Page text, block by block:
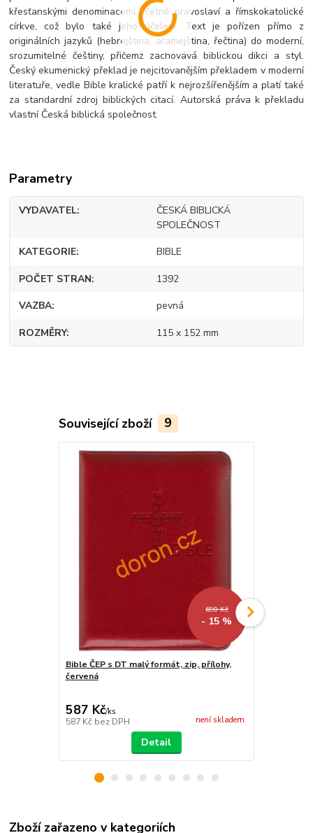
křesťanskými denominacemi včetně pravoslaví a římskokatolické
církve, což bylo také jeho účelem. Text je pořízen přímo z
originálních jazyků (hebrejština, aramejština, řečtina) do moderní,
srozumitelné češtiny, přičemž zachovává biblickou dikci a styl.
Český ekumenický překlad je nejcitovanějším překladem v moderní
literatuře, vedle Bible kralické patří k nejrozšířenějším a platí také
za standardní zdroj biblických citací. Autorská práva k překladu
vlastní Česká biblická společnost.
Parametry
VYDAVATEL
ČESKÁ BIBLICKÁ
SPOLEČNOST
KATEGORIE BIBLE
POČET STRAN 1392
VAZBA pevná
ROZMĚRY 115 x 152 mm
Související zboží 9
690 Kč
- 15 %
Bible ČEP s DT malý formát, zip, přílohy,
červená
587 Kč/ks
587 Kč bez DPH není skladem
Detail
Zboží zařazeno v kategoriích